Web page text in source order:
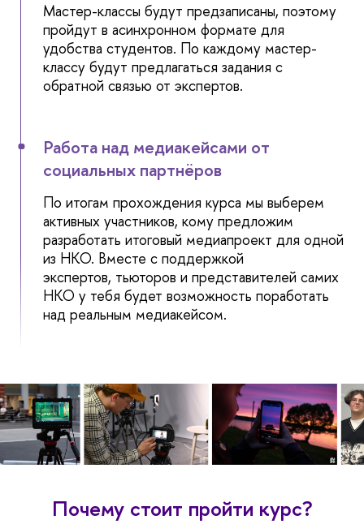
Мастер-классы будут предзаписаны, поэтому
пройдут в асинхронном формате для
удобства студентов. По каждому мастер-
классу будут предлагаться задания с
обратной связью от экспертов.
Работа над медиакейсами от
социальных партнёров
По итогам прохождения курса мы выберем
активных участников, кому предложим
разработать итоговый медиапроект для одной
из НКО. Вместе с поддержкой
экспертов, тьюторов и представителей самих
НКО у тебя будет возможность поработать
над реальным медиакейсом.
Почему стоит пройти курс?